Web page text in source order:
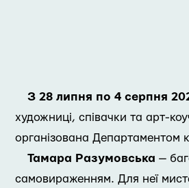
З 28 липня по 4 серпня
художниці, співачки та арт-
організована Департаментом
Тамара Разумовська —
самовираженням. Для неї